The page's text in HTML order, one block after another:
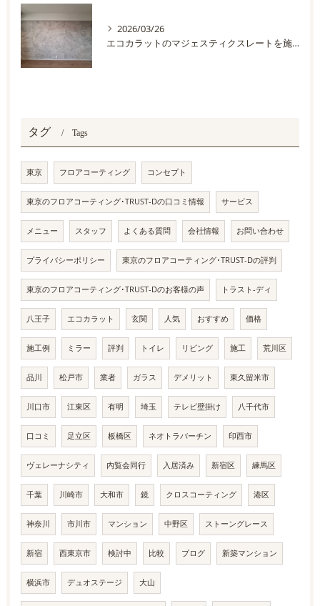
2026/03/26
エコカラットのマジェスティクスレートを施工しました
タグ Tags
東京 フロアコーティング コンセプト
東京のフロアコーティング･TRUST-Dの口コミ情報 サービス
メニュー スタッフ よくある質問 会社情報 お問い合わせ
プライバシーポリシー 東京のフロアコーティング･TRUST-Dの評判
東京のフロアコーティング･TRUST-Dのお客様の声 トラスト-ディ
八王子 エコカラット 玄関 人気 おすすめ 価格
施工例 ミラー 評判 トイレ リビング 施工 荒川区
品川 松戸市 業者 ガラス デメリット 東久留米市
川口市 江東区 有明 埼玉 テレビ壁掛け 八千代市
口コミ 足立区 板橋区 ネオトラバーチン 印西市
ヴェレーナシティ 内覧会同行 入居済み 新宿区 練馬区
千葉 川崎市 大和市 鏡 クロスコーティング 港区
神奈川 市川市 マンション 中野区 ストーングレース
新宿 西東京市 検討中 比較 ブログ 新築マンション
横浜市 デュオステージ 大山